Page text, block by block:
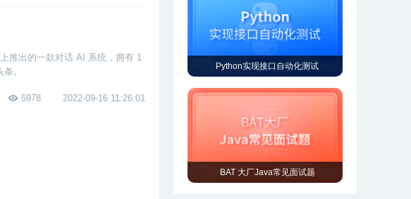
推出的一款对话 AI 系统，拥有 1
。
5978 2022-09-16 11:26:01
Python实现接口自动化测试
BAT 大厂Java常见面试题